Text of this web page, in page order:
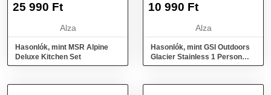
25 990 Ft
Alza
Hasonlók, mint MSR Alpine
Deluxe Kitchen Set
10 990 Ft
Alza
Hasonlók, mint GSI Outdoors
Glacier Stainless 1 Person
Mess Kit